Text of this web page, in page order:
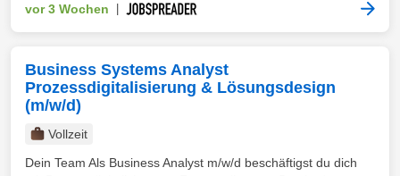
vor 3 Wochen
Business Systems Analyst
Prozessdigitalisierung & Lösungsdesign
(m/w/d)
Vollzeit
Dein Team Als Business Analyst m/w/d beschäftigst du dich